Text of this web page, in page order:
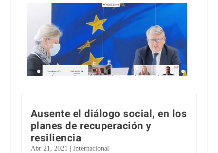
Ausente el diálogo social, en los
planes de recuperación y
resiliencia
Abr 21, 2021 Internacional